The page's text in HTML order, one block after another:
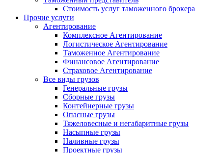
Стоимость услуг таможенного брокера
Прочие услуги
Агентирование
Комплексное Агентирование
Логистическое Агентирование
Таможенное Агентирование
Финансовое Агентирование
Страховое Агентирование
Все виды грузов
Генеральные грузы
Сборные грузы
Контейнерные грузы
Опасные грузы
Тяжеловесные и негабаритные грузы
Насыпные грузы
Наливные грузы
Проектные грузы